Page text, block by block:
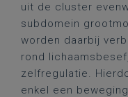
uit de cluster
subdomein
worden daarbij
rond
zelfregulatie.
enkel een